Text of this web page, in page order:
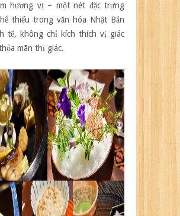
hương vị – một nét đặc trưng
thiếu trong văn hóa Nhật Bản
tế, không chỉ kích thích vị giác
mãn thị giác.